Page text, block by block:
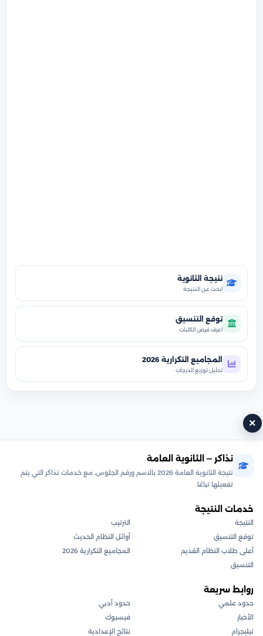
×
نتيجة الثانوية
ابحث عن النتيجة
توقع التنسيق
اعرف فرص الكليات
المجاميع التكرارية 2026
تحليل توزيع الدرجات
نذاكر — الثانوية العامة
نتيجة الثانوية العامة 2026 بالاسم ورقم الجلوس، مع خدمات نذاكر التي يتم
تفعيلها تباعًا.
خدمات النتيجة
النتيجة
الترتيب
توقع التنسيق
أوائل النظام الحديث
أعلى طلاب النظام القديم
المجاميع التكرارية 2026
التنسيق
روابط سريعة
حدود علمي
حدود أدبي
الأخبار
فيسبوك
تيليجرام
نتائج الإعدادية